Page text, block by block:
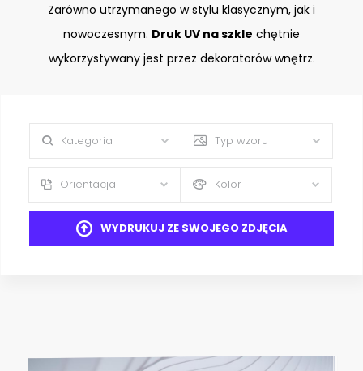
Zarówno utrzymanego w stylu klasycznym, jak i
nowoczesnym. Druk UV na szkle chętnie
wykorzystywany jest przez dekoratorów wnętrz.
Kategoria Typ wzoru
Orientacja Kolor
WYDRUKUJ ZE SWOJEGO ZDJĘCIA